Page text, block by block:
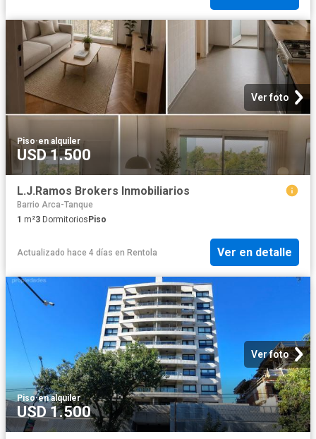
Ver foto
Piso·en alquiler
USD 1.500
L.J.Ramos Brokers Inmobiliarios
Barrio Arca-Tanque
1 m²3 Dormitorios Piso
Actualizado hace 4 días en Rentola Ver en detalle
Ver foto
Piso·en alquiler
USD 1.500